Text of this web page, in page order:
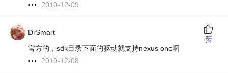
2010-12-09
DrSmart
官方的，sdk目录下面的驱动就支持nexus one啊
2010-12-08
赞